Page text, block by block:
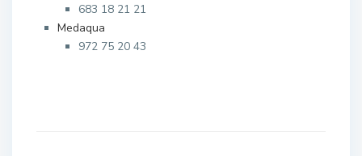
683 18 21 21
Medaqua
972 75 20 43